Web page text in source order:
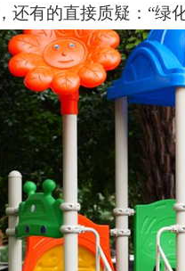
还有的直接质疑：“绿